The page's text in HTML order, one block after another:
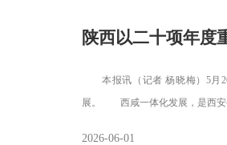
陕西以二十项年度
本报讯（记者 杨晓梅）5月26
展。 西咸一体化发展，是西安
2026-06-01